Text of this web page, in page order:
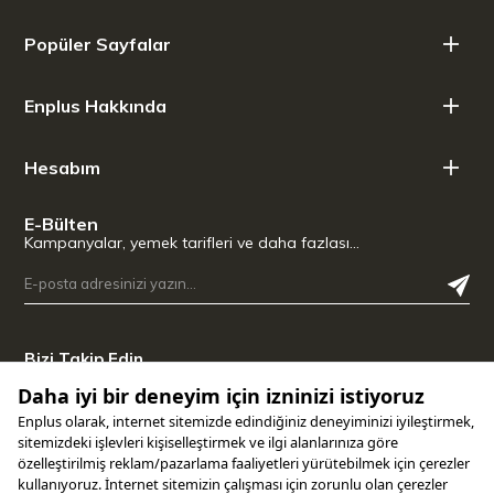
Elektrik gücü: (W)2200
Frekans (Hz): 50/60
Popüler Sayfalar
Enplus Hakkında
Hesabım
E-Bülten
Kampanyalar, yemek tarifleri ve daha fazlası…
Bizi Takip Edin
Uygulamamızı İndirin